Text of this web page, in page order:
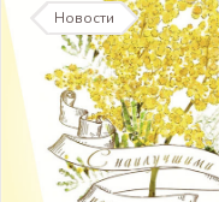
Новости